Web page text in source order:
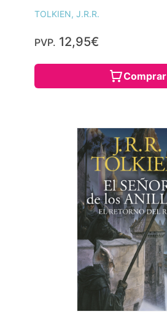
TOLKIEN, J.R.R.
PVP. 12,95€
Comprar